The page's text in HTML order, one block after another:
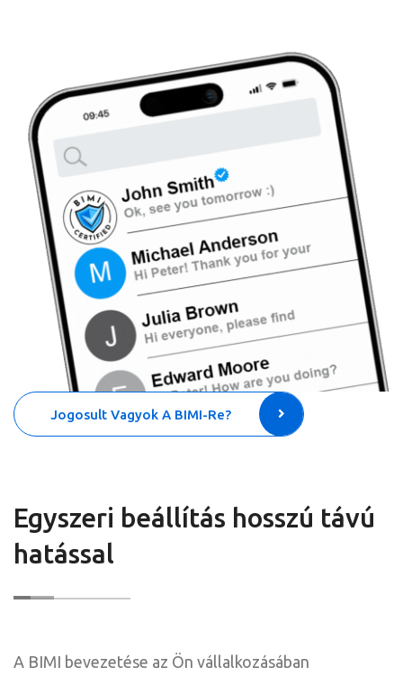
Jogosult Vagyok A BIMI-Re?
Egyszeri beállítás hosszú távú
hatással
A BIMI bevezetése az Ön vállalkozásában